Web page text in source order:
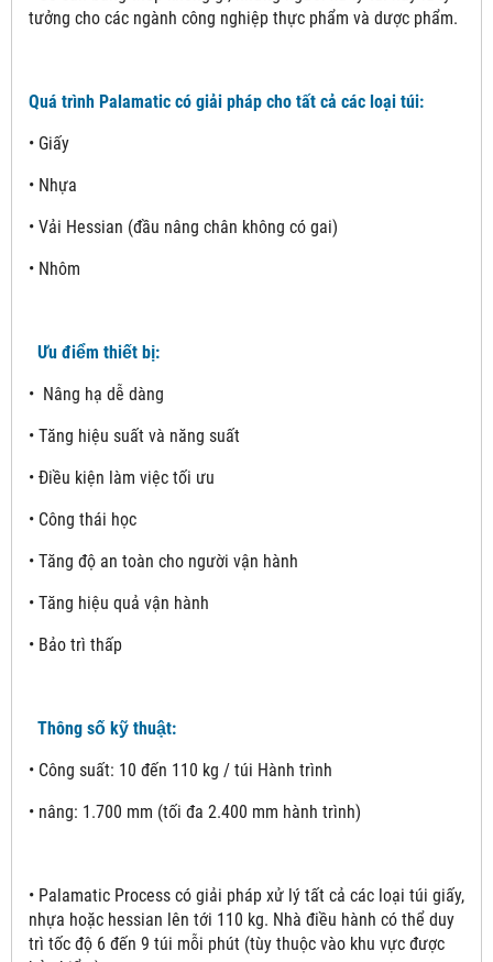
tưởng cho các ngành công nghiệp thực phẩm và dược phẩm.
Quá trình Palamatic có giải pháp cho tất cả các loại túi:
• Giấy
• Nhựa
• Vải Hessian (đầu nâng chân không có gai)
• Nhôm
Ưu điểm thiết bị:
• Nâng hạ dễ dàng
• Tăng hiệu suất và năng suất
• Điều kiện làm việc tối ưu
• Công thái học
• Tăng độ an toàn cho người vận hành
• Tăng hiệu quả vận hành
• Bảo trì thấp
Thông số kỹ thuật:
• Công suất: 10 đến 110 kg / túi Hành trình
• nâng: 1.700 mm (tối đa 2.400 mm hành trình)
• Palamatic Process có giải pháp xử lý tất cả các loại túi giấy,
nhựa hoặc hessian lên tới 110 kg. Nhà điều hành có thể duy
trì tốc độ 6 đến 9 túi mỗi phút (tùy thuộc vào khu vực được